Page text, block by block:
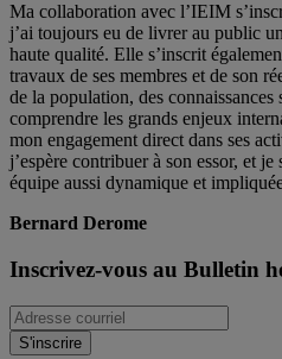
Ma collaboration avec l’IEIM
j’ai toujours eu de livrer au public
haute qualité. Elle s’inscrit
travaux de ses membres et de son
de la population, des connaissances
comprendre les grands enjeux
mon engagement direct dans ses
j’espère contribuer à son essor, et
équipe aussi dynamique et
Bernard Derome
Inscrivez-vous au Bulletin